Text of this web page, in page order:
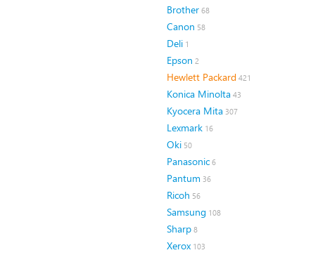
Brother 68
Canon 58
Deli 1
Epson 2
Hewlett Packard 421
Konica Minolta 43
Kyocera Mita 307
Lexmark 16
Oki 50
Panasonic 6
Pantum 36
Ricoh 56
Samsung 108
Sharp 8
Xerox 103